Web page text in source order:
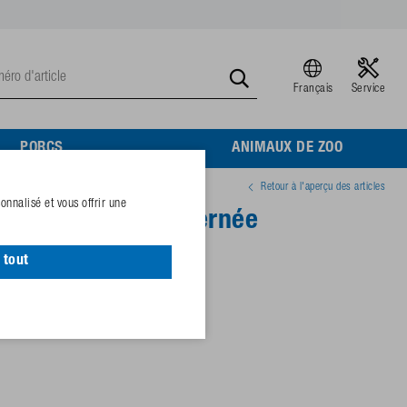
Français Service
PORCS ANIMAUX DE ZOO
Retour à l'aperçu des articles
traction alternée
et vous offrir une
tout